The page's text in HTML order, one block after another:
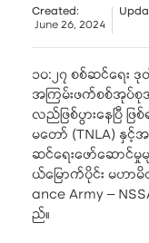
Created:
June 26, 2024
၁၀:၂၇ စစ်ဆင်ရေး
အကြမ်းဖက်စစ်အုပ်စုအ
လည်ဖြစ်ပွားနေပြီ ဖ
မတော် (TNLA) နှ
ဆင်ရေးဖော်ဆောင်မှုမ
ယ်မြောက်ပိုင်း မဟာ
ance Army –
ည်။